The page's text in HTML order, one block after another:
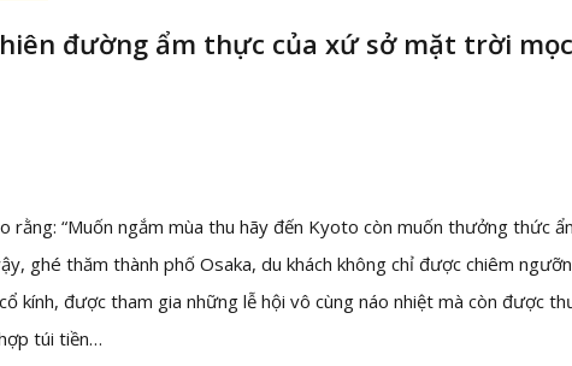
đường ẩm thực của xứ sở mặt trời mọc
rằng: “Muốn ngắm mùa thu hãy đến Kyoto còn muốn thưởng thức
ghé thăm thành phố Osaka, du khách không chỉ được chiêm
kính, được tham gia những lễ hội vô cùng náo nhiệt mà còn được
túi tiền…